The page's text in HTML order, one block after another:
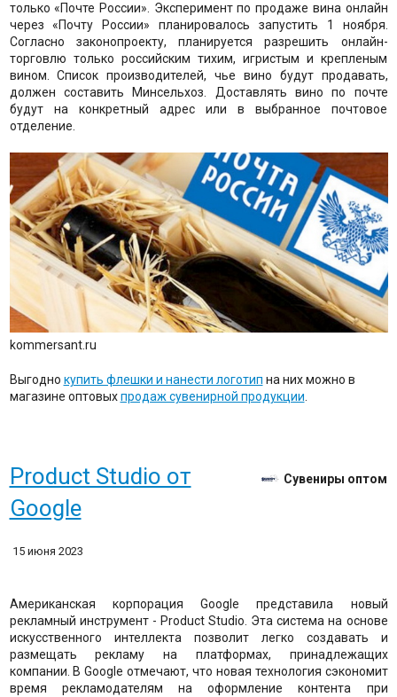
только «Почте России». Эксперимент по продаже вина онлайн
через «Почту России» планировалось запустить 1 ноября.
Согласно законопроекту, планируется разрешить онлайн-
торговлю только российским тихим, игристым и крепленым
вином. Список производителей, чье вино будут продавать,
должен составить Минсельхоз. Доставлять вино по почте
будут на конкретный адрес или в выбранное почтовое
отделение.
kommersant.ru
Выгодно купить флешки и нанести логотип на них можно в
магазине оптовыхпродаж сувенирной продукции
Product Studio от
Google
Сувениры оптом
15 июня 2023
Американская корпорация Google представила новый
рекламный инструмент - Product Studio. Эта система на основе
искусственного интеллекта позволит легко создавать и
размещать рекламу на платформах, принадлежащих
компании. В Google отмечают, что новая технология сэкономит
время рекламодателям на оформление контента при